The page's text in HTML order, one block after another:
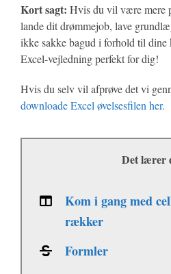
Kort sagt: Hvis du vil være mere
lande dit drømmejob, lave
ikke sakke bagud i forhold til dine
Excel-vejledning perfekt for dig!
Hvis du selv vil afprøve det vi
downloade Excel øvelsesfilen her.
Det lærer
Kom i gang med
rækker
Formler